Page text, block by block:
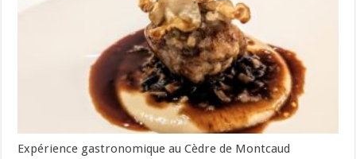
Expérience gastronomique au Cèdre de Montcaud